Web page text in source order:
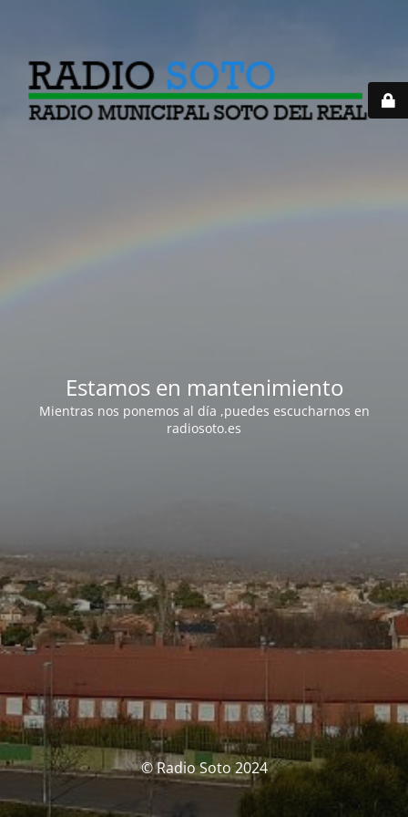
Estamos en mantenimiento
Mientras nos ponemos al día ,puedes escucharnos en
radiosoto.es
© Radio Soto 2024